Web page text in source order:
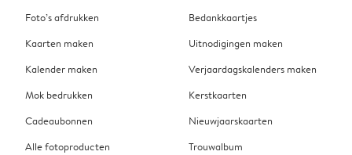
Foto’s afdrukken
Kaarten maken
Kalender maken
Mok bedrukken
Cadeaubonnen
Alle fotoproducten
Bedankkaartjes
Uitnodigingen maken
Verjaardagskalenders maken
Kerstkaarten
Nieuwjaarskaarten
Trouwalbum